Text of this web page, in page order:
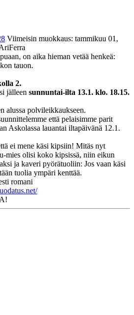
Viimeisin muokkaus: tammikuu 01,
on aika hieman vetää henkeä:
tauon.
2.
jälleen sunnuntai-ilta 13.1. klo. 18.15.
alussa polvileikkaukseen.
että pelaisimme parit
Askolassa lauantai iltapäivänä 12.1.
ei mene käsi kipsiin! Mitäs nyt
mies olisi koko kipsissä, niin eikun
ja kaveri pyörätuoliin: Jos vaan käsi
tuolia ympäri kenttää.
romani